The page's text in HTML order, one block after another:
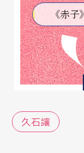
配樂原聲帶
風格。「他
感！」史擷
麼樣的演出
出來。然而
那麼單純：「
方色彩，這節
《赤子》
久石讓